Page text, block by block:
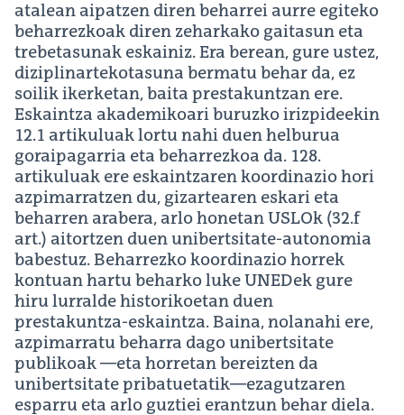
atalean aipatzen diren beharrei aurre egiteko
beharrezkoak diren zeharkako gaitasun eta
trebetasunak eskainiz. Era berean, gure ustez,
diziplinartekotasuna bermatu behar da, ez
soilik ikerketan, baita prestakuntzan ere.
Eskaintza akademikoari buruzko irizpideekin
12.1 artikuluak lortu nahi duen helburua
goraipagarria eta beharrezkoa da. 128.
artikuluak ere eskaintzaren koordinazio hori
azpimarratzen du, gizartearen eskari eta
beharren arabera, arlo honetan USLOk (32.f
art.) aitortzen duen unibertsitate-autonomia
babestuz. Beharrezko koordinazio horrek
kontuan hartu beharko luke UNEDek gure
hiru lurralde historikoetan duen
prestakuntza-eskaintza. Baina, nolanahi ere,
azpimarratu beharra dago unibertsitate
publikoak —eta horretan bereizten da
unibertsitate pribatuetatik—ezagutzaren
esparru eta arlo guztiei erantzun behar diela.